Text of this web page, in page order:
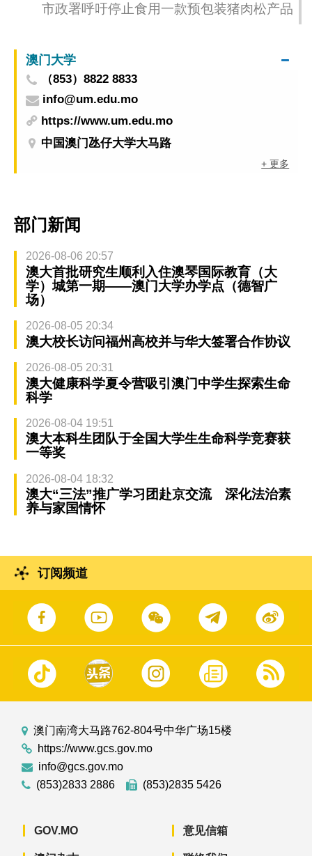
市政署呼吁停止食用一款预包装猪肉松产品
澳门大学
（853）8822 8833
info@um.edu.mo
https://www.um.edu.mo
中国澳门氹仔大学大马路
+ 更多
部门新闻
2026-08-06 20:57
澳大首批研究生顺利入住澳琴国际教育（大
学）城第一期——澳门大学办学点（德智广
场）
2026-08-05 20:34
澳大校长访问福州高校并与华大签署合作协议
2026-08-05 20:31
澳大健康科学夏令营吸引澳门中学生探索生命
科学
2026-08-04 19:51
澳大本科生团队于全国大学生生命科学竞赛获
一等奖
2026-08-04 18:32
澳大“三法”推广学习团赴京交流 深化法治素
养与家国情怀
订阅频道
澳门南湾大马路762-804号中华广场15楼
https://www.gcs.gov.mo
info@gcs.gov.mo
(853)2833 2886
(853)2835 5426
GOV.MO 意见信箱